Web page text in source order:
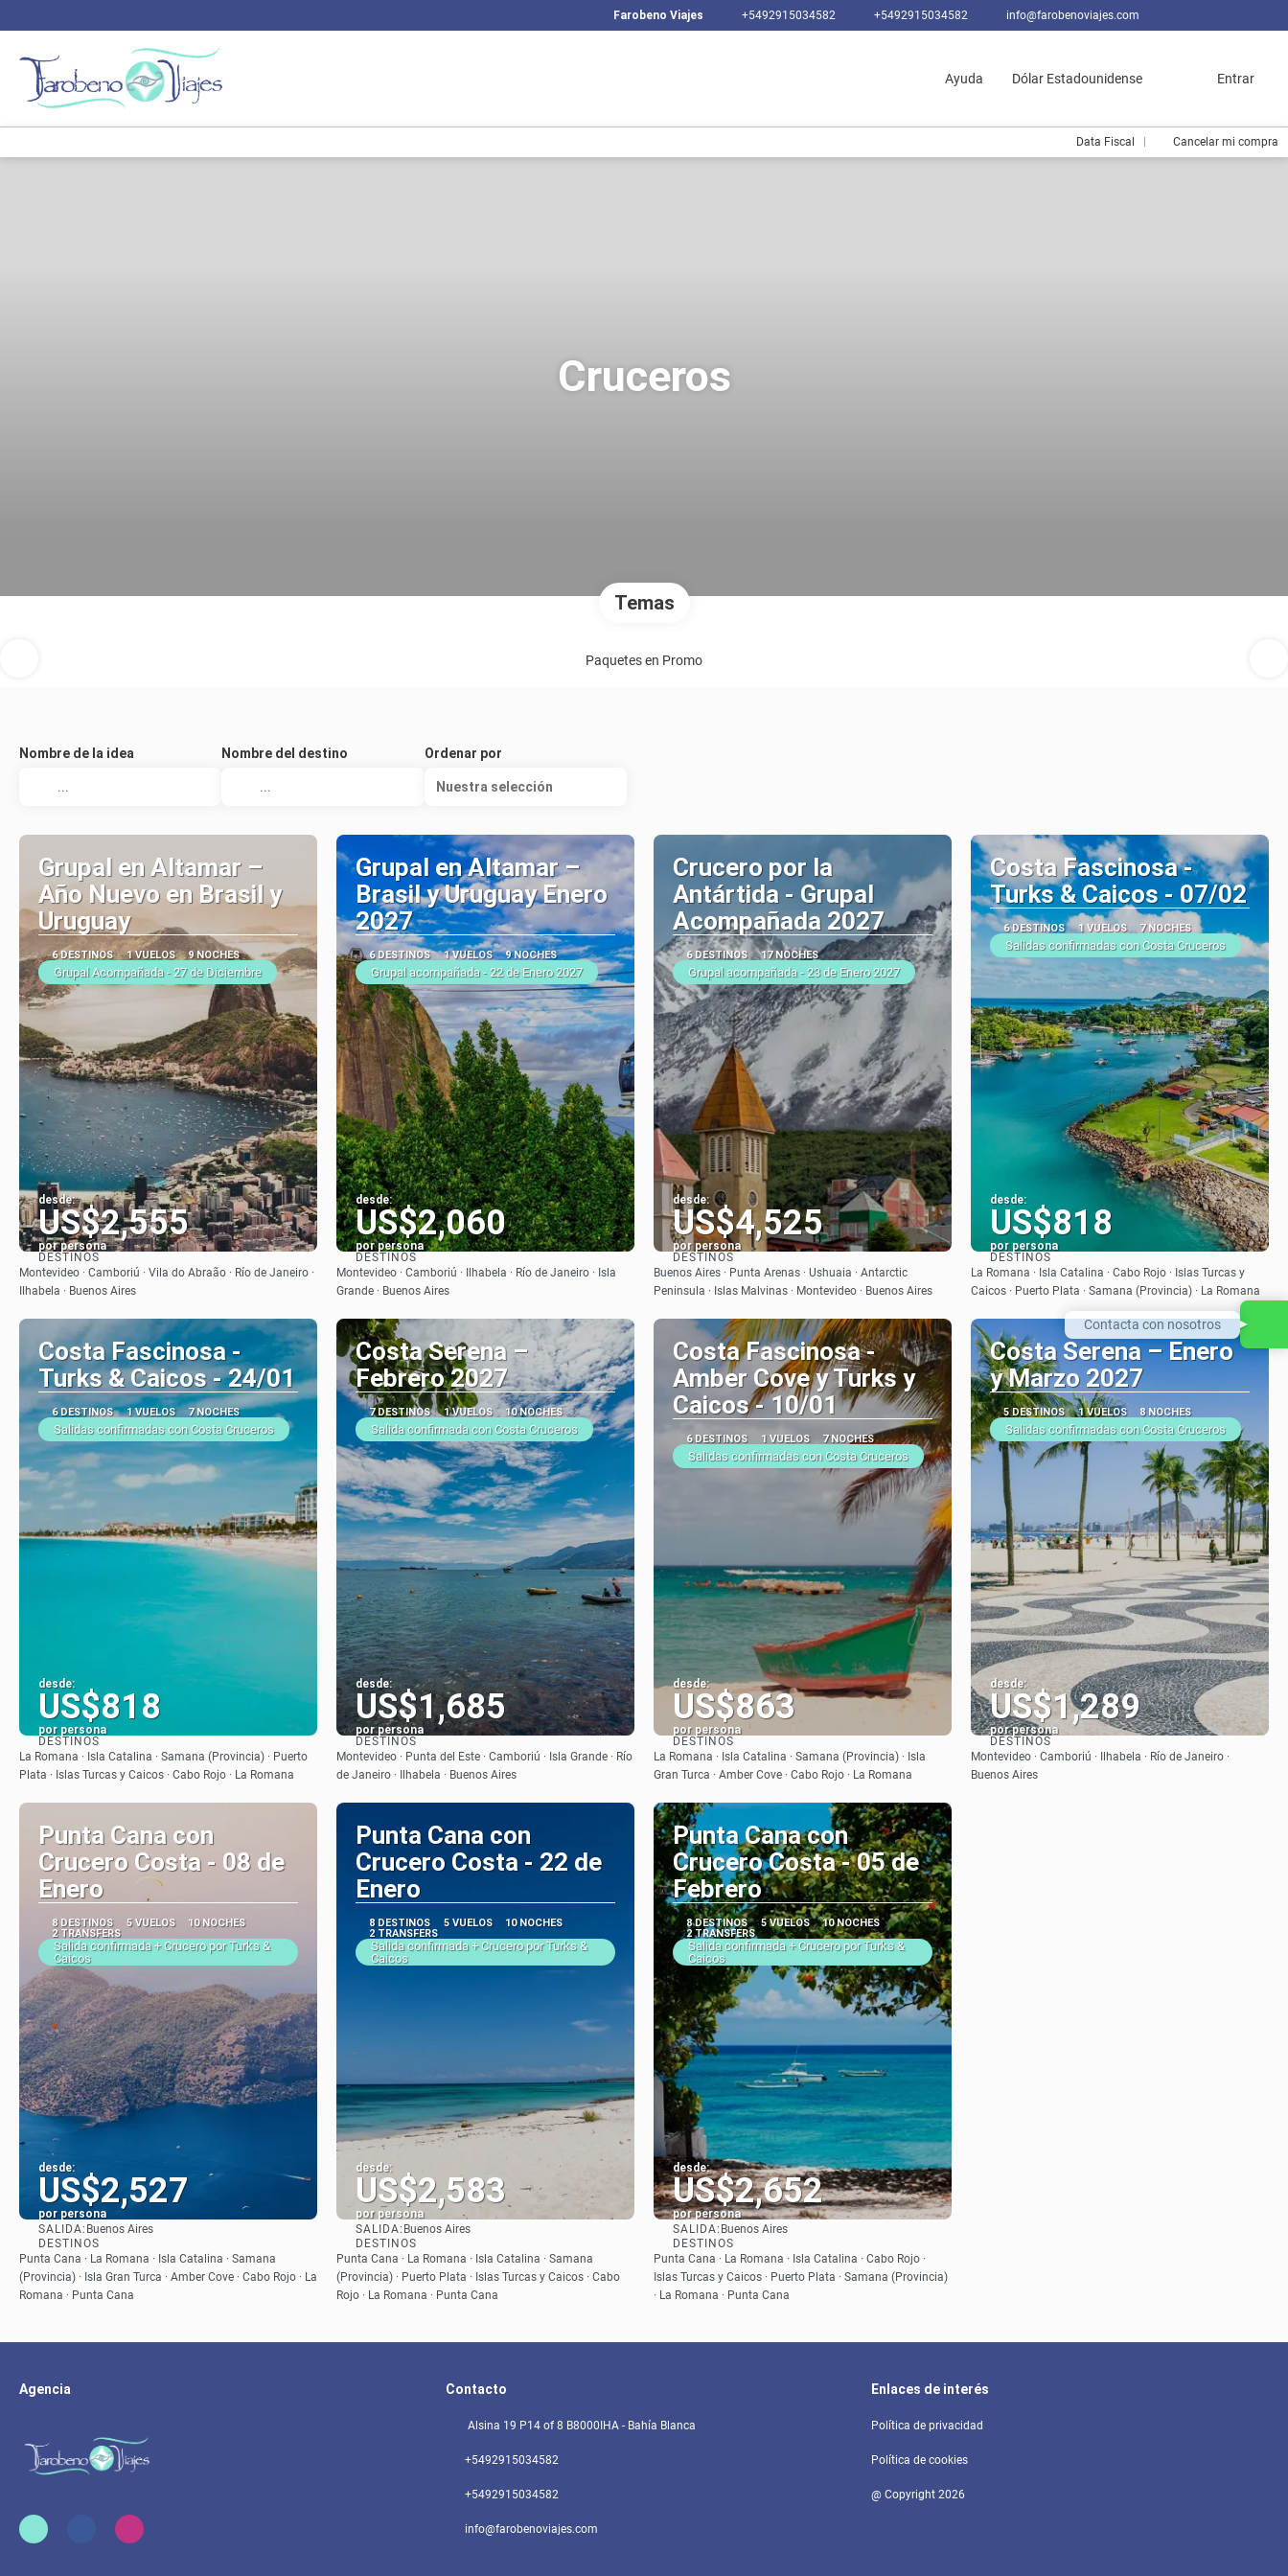
Farobeno Viajes +5492915034582 +5492915034582 info@farobenoviajes.com
Ayuda Dólar Estadounidense Entrar
Data Fiscal Cancelar mi compra
Cruceros
Temas
Paquetes en Promo
Nombre de la idea Nombre del destino Ordenar por
Nuestra selección
Grupal en Altamar –
Año Nuevo en Brasil y
Uruguay
6 DESTINOS 1 VUELOS 9 NOCHES
Grupal Acompañada - 27 de Diciembre
desde:
US$2,555
por persona
Ver
DESTINOS
Montevideo · Camboriú · Vila do Abraão · Río de Janeiro ·
Ilhabela · Buenos Aires
Grupal en Altamar –
Brasil y Uruguay Enero
2027
6 DESTINOS 1 VUELOS 9 NOCHES
Grupal acompañada - 22 de Enero 2027
desde:
US$2,060
por persona
Ver
DESTINOS
Montevideo · Camboriú · Ilhabela · Río de Janeiro · Isla
Grande · Buenos Aires
Crucero por la
Antártida - Grupal
Acompañada 2027
6 DESTINOS 17 NOCHES
Grupal acompañada - 23 de Enero 2027
desde:
US$4,525
por persona
Ver
DESTINOS
Buenos Aires · Punta Arenas · Ushuaia · Antarctic
Peninsula · Islas Malvinas · Montevideo · Buenos Aires
Costa Fascinosa -
Turks & Caicos - 07/02
6 DESTINOS 1 VUELOS 7 NOCHES
Salidas confirmadas con Costa Cruceros
desde:
US$818
por persona
Ver
DESTINOS
La Romana · Isla Catalina · Cabo Rojo · Islas Turcas y
Caicos · Puerto Plata · Samana (Provincia) · La Romana
Costa Fascinosa -
Turks & Caicos - 24/01
6 DESTINOS 1 VUELOS 7 NOCHES
Salidas confirmadas con Costa Cruceros
desde:
US$818
por persona
Ver
DESTINOS
La Romana · Isla Catalina · Samana (Provincia) · Puerto
Plata · Islas Turcas y Caicos · Cabo Rojo · La Romana
Costa Serena –
Febrero 2027
7 DESTINOS 1 VUELOS 10 NOCHES
Salida confirmada con Costa Cruceros
desde:
US$1,685
por persona
Ver
DESTINOS
Montevideo · Punta del Este · Camboriú · Isla Grande · Río
de Janeiro · Ilhabela · Buenos Aires
Costa Fascinosa -
Amber Cove y Turks y
Caicos - 10/01
6 DESTINOS 1 VUELOS 7 NOCHES
Salidas confirmadas con Costa Cruceros
desde:
US$863
por persona
Ver
DESTINOS
La Romana · Isla Catalina · Samana (Provincia) · Isla
Gran Turca · Amber Cove · Cabo Rojo · La Romana
Costa Serena – Enero
y Marzo 2027
5 DESTINOS 1 VUELOS 8 NOCHES
Salidas confirmadas con Costa Cruceros
desde:
US$1,289
por persona
Ver
DESTINOS
Montevideo · Camboriú · Ilhabela · Río de Janeiro ·
Buenos Aires
Punta Cana con
Crucero Costa - 08 de
Enero
8 DESTINOS 5 VUELOS
10 NOCHES
2 TRANSFERS
Salida confirmada + Crucero por Turks &
Caicos
desde:
US$2,527
por persona
SALIDA: Buenos Aires
DESTINOS
Punta Cana · La Romana · Isla Catalina · Samana
(Provincia) · Isla Gran Turca · Amber Cove · Cabo Rojo · La
Romana · Punta Cana
Punta Cana con
Crucero Costa - 22 de
Enero
8 DESTINOS 5 VUELOS
10 NOCHES
2 TRANSFERS
Salida confirmada + Crucero por Turks &
Caicos
desde:
US$2,583
por persona
SALIDA: Buenos Aires
DESTINOS
Punta Cana · La Romana · Isla Catalina · Samana
(Provincia) · Puerto Plata · Islas Turcas y Caicos · Cabo
Rojo · La Romana · Punta Cana
Punta Cana con
Crucero Costa - 05 de
Febrero
8 DESTINOS 5 VUELOS
10 NOCHES
2 TRANSFERS
Salida confirmada + Crucero por Turks &
Caicos
desde:
US$2,652
por persona
SALIDA: Buenos Aires
DESTINOS
Punta Cana · La Romana · Isla Catalina · Cabo Rojo ·
Islas Turcas y Caicos · Puerto Plata · Samana (Provincia)
· La Romana · Punta Cana
Agencia Contacto
Alsina 19 P14 of 8 B8000IHA - Bahía Blanca
+5492915034582
+5492915034582
info@farobenoviajes.com
Enlaces de interés
Política de privacidad
Política de cookies
@ Copyright 2026
Contacta con nosotros